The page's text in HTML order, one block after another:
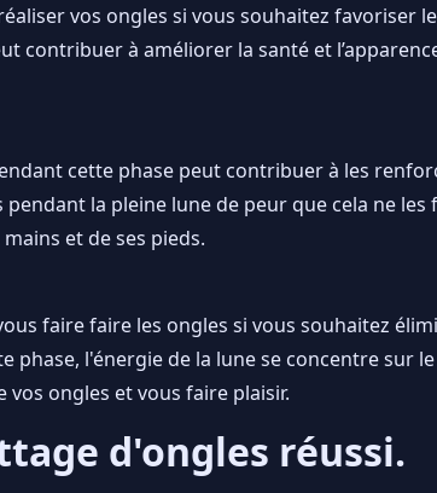
vos ongles si vous souhaitez favoriser
contribuer à améliorer la santé et
cette phase peut contribuer à les
la pleine lune de peur que cela ne les
et de ses pieds.
faire faire les ongles si vous souhaitez
phase, l'énergie de la lune se concentre sur le
ongles et vous faire plaisir.
d'ongles réussi.